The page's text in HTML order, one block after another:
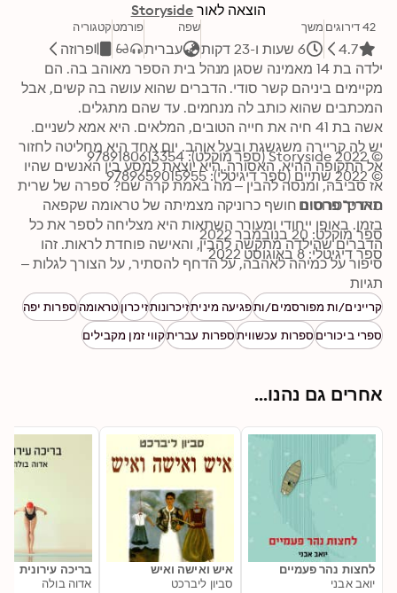
הוצאה לאור Storyside
42 דירוגים
4.7
משך
6 שעות ו-23 דקות
שפה
עברית
פורמטקטגוריה
פרוזה
מקיימים ביניהם קשר סודי. הדברים שהוא עושה בה קשים, אבל
יש לה קריירה משגשגת ובעל אוהב. יום אחד היא מחליטה לחזור
אז סביבהּ, ומנסה להבין – מה באמת קרה שם? ספרה של שרית
בזמן. באופן ייחודי ומעורר השתאות היא מצליחה לספר את כל
סיפור על כמיהה לאהבה, על הדחף להסתיר, על הצורך לגלות –
ותחקירנית. עד יום הימים הוא ספרה הראשון.
© 2022 Storyside (ספר מוקלט): 9789180613354
© 2022 שתיים (ספר דיגיטלי): 9789659015955
תאריך פרסום
ספר מוקלט: 20 בנובמבר 2022
ספר דיגיטלי: 8 באוגוסט 2022
תגיות
קריינים/ות מפורסמים/ותפגיעה מיניתזיכרונותזיכרוןטראומהספרות יפה
ספרי ביכוריםספרות עכשוויתספרות עבריתקווי זמן מקבילים
אחרים גם נהנו...
לחצות נהר פעמיים
יואב אבני
איש ואישה ואיש
סביון ליברכט
בריכה עירונית
אדוה בולה